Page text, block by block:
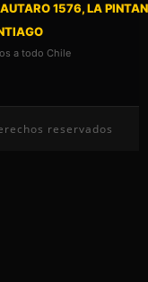
1576, LA
a todo Chile
reservados